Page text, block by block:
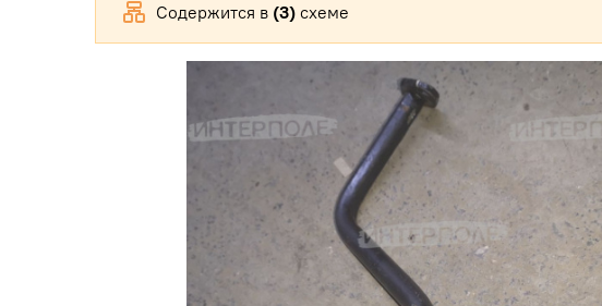
Содержится в (3) схеме